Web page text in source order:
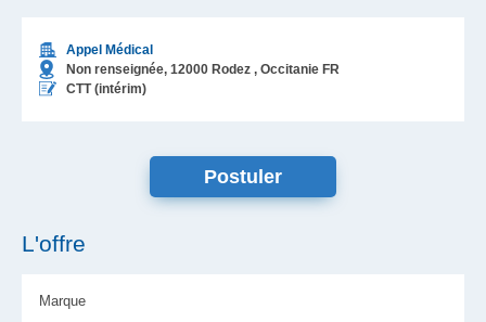
Appel Médical
Non renseignée, 12000 Rodez , Occitanie FR
CTT (intérim)
L'offre
Marque